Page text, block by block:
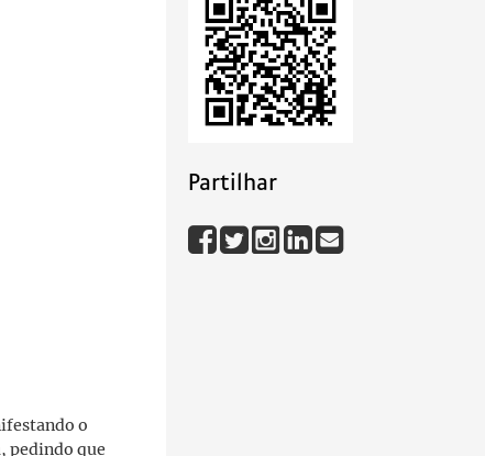
Partilhar
o
pedindo que